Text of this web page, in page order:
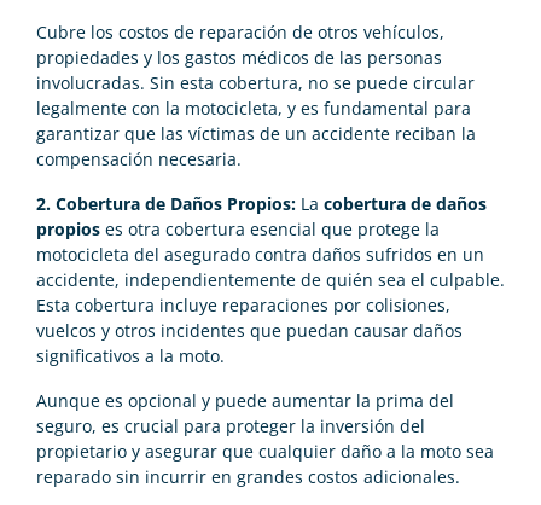
Cubre los costos de reparación de otros vehículos,
propiedades y los gastos médicos de las personas
involucradas. Sin esta cobertura, no se puede circular
legalmente con la motocicleta, y es fundamental para
garantizar que las víctimas de un accidente reciban la
compensación necesaria.
2. Cobertura de Daños Propios: La cobertura de daños
propios es otra cobertura esencial que protege la
motocicleta del asegurado contra daños sufridos en un
accidente, independientemente de quién sea el culpable.
Esta cobertura incluye reparaciones por colisiones,
vuelcos y otros incidentes que puedan causar daños
significativos a la moto.
Aunque es opcional y puede aumentar la prima del
seguro, es crucial para proteger la inversión del
propietario y asegurar que cualquier daño a la moto sea
reparado sin incurrir en grandes costos adicionales.